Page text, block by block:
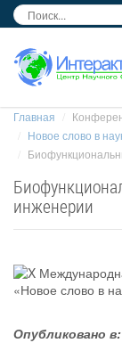
Главная
Новое слово в
инженерии
Опубликовано в: